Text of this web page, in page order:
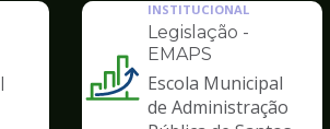
Ilustração
INSTITUCIONAL
Legislação -
EMAPS
Escola Municipal
de Administração